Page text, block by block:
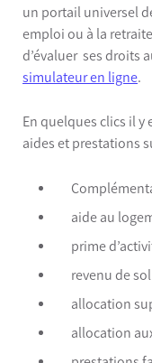
un portail universel
emploi ou à la
d’évaluer ses droits
simulateur en ligne.
En quelques clics il y
aides et prestations
aide au
prime
revenu de
allocation
allocation